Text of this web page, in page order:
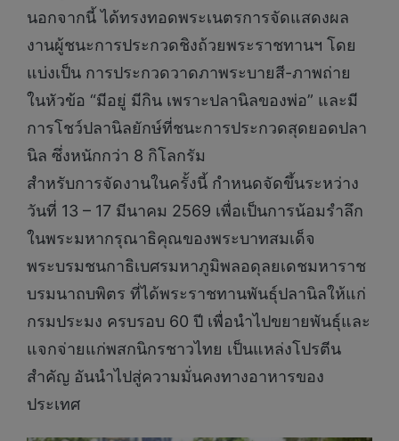
นอกจากนี้ ได้ทรงทอดพระเนตรการจัดแสดงผล
งานผู้ชนะการประกวดชิงถ้วยพระราชทานฯ โดย
แบ่งเป็น การประกวดวาดภาพระบายสี-ภาพถ่าย
ในหัวข้อ “มีอยู่ มีกิน เพราะปลานิลของพ่อ” และมี
การโชว์ปลานิลยักษ์ที่ชนะการประกวดสุดยอดปลา
นิล ซึ่งหนักกว่า 8 กิโลกรัม
สำหรับการจัดงานในครั้งนี้ กำหนดจัดขึ้นระหว่าง
วันที่ 13 – 17 มีนาคม 2569 เพื่อเป็นการน้อมรำลึก
ในพระมหากรุณาธิคุณของพระบาทสมเด็จ
พระบรมชนกาธิเบศรมหาภูมิพลอดุลยเดชมหาราช
บรมนาถบพิตร ที่ได้พระราชทานพันธุ์ปลานิลให้แก่
กรมประมง ครบรอบ 60 ปี เพื่อนำไปขยายพันธุ์และ
แจกจ่ายแก่พสกนิกรชาวไทย เป็นแหล่งโปรตีน
สำคัญ อันนำไปสู่ความมั่นคงทางอาหารของ
ประเทศ